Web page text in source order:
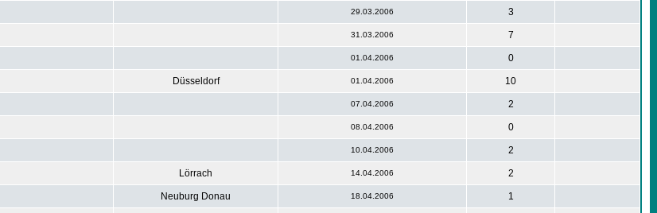
29.03.2006 3
31.03.2006 7
01.04.2006 0
Düsseldorf 01.04.2006 10
07.04.2006 2
08.04.2006 0
10.04.2006 2
Lörrach 14.04.2006 2
Neuburg Donau 18.04.2006 1